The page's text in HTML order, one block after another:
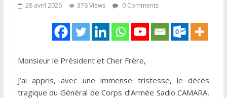
28 avril 2026 376 Views 0 Comments
Monsieur le Président et Cher Frère,
J’ai appris, avec une immense tristesse, le décès
tragique du Général de Corps d’Armée Sadio CAMARA,